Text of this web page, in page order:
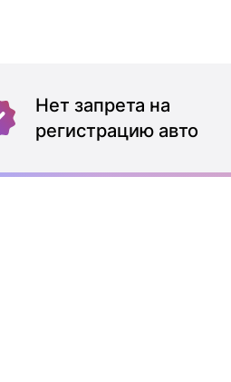
Нет запрета на
регистрацию авто